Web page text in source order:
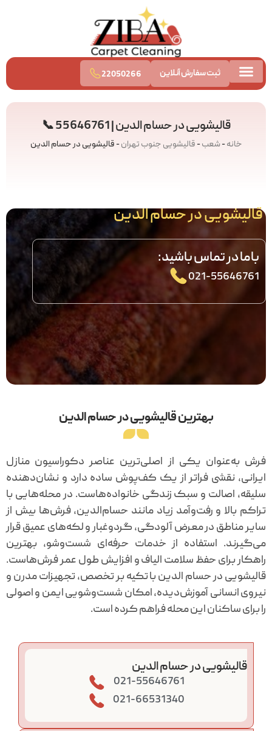
ثبت سفارش آنلاین 22050266
قالیشویی در حسام الدین | 55646761 📞
خانه-شعب- قالیشویی جنوب تهران- قالیشویی در حسام الدین
قالیشویی در حسام الدین
021-55646761
باما در تماس باشید:
بهترین قالیشویی در حسام الدین
فرش به‌عنوان یکی از اصلی‌ترین عناصر دکوراسیون منازل
ایرانی، نقشی فراتر از یک کف‌پوش ساده دارد و نشان‌دهنده
سلیقه، اصالت و سبک زندگی خانواده‌هاست. در محله‌هایی با
تراکم بالا و رفت‌وآمد زیاد مانند حسام‌الدین، فرش‌ها بیش از
سایر مناطق در معرض آلودگی، گردوغبار و لکه‌های عمیق قرار
می‌گیرند. استفاده از خدمات حرفه‌ای شست‌وشو، بهترین
راهکار برای حفظ سلامت الیاف و افزایش طول عمر فرش‌هاست.
قالیشویی در حسام الدین با تکیه بر تخصص، تجهیزات مدرن و
نیروی انسانی آموزش‌دیده، امکان شست‌وشویی ایمن و اصولی
را برای ساکنان این محله فراهم کرده است.
قالیشویی در حسام الدین
021-55646761
021-66531340